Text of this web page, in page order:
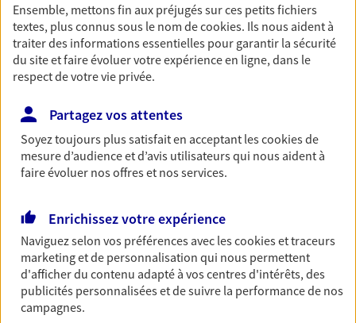
Garantie Accidents de la Vie
Bricoleuse, féru de jardinage, pâtissier en herbe
ou grande lectrice… personne n'est à l'abri d'un
Accident, protégez votre qualité de vie et vos
revenus.
Découvrir l'offre Garantie Accidents de la Vie
Multirisque Entreprise
Gagnez en simplicité et en sérénité avec votre
assurance multirisque entreprise. Un contrat
unique pour protéger vos locaux, matériels pro,
Ensemble, mettons fin aux préjugés sur ces petits fichiers
textes, plus connus sous le nom decookies. Ils nous aident à
traiter des informations essentielles pour garantir la sécurité
du site et faire évoluer votre expérience en ligne, dans le
respect de votre vie privée.
Partagez vos attentes
Soyez toujours plus satisfait en acceptant lescookiesde
mesure d’audience et d’avis utilisateurs qui nous aident à
faire évoluer nos offres et nos services.
Enrichissez votre expérience
Naviguez selon vos préférences avec lescookies et traceurs
marketing et de personnalisation qui nous permettent
d'afficher du contenu adapté à vos centres d'intérêts, des
publicités personnalisées et de suivre la performance de nos
campagnes.